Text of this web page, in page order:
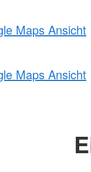
Maps Ansicht
Maps Ansicht